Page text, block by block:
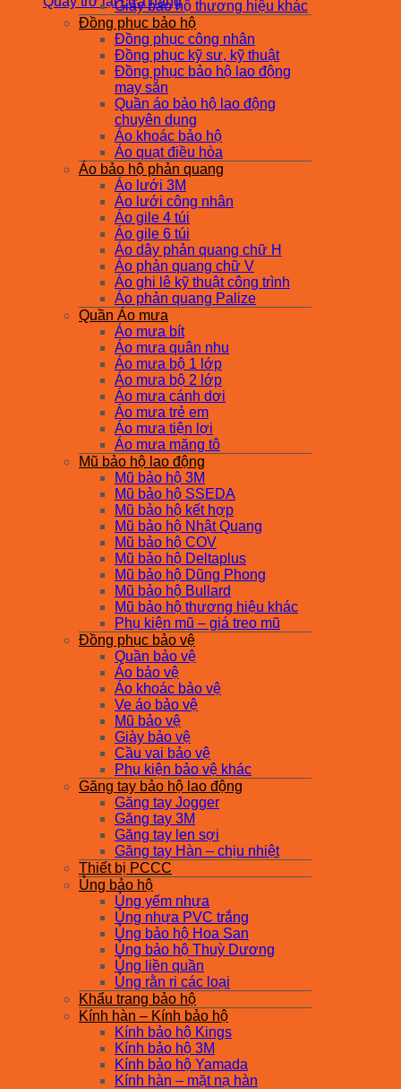
Giày bảo hộ thương hiệu khác
Đồng phục bảo hộ
Đồng phục công nhân
Đồng phục kỹ sư, kỹ thuật
Đồng phục bảo hộ lao động
may sẵn
Quần áo bảo hộ lao động
chuyên dụng
Áo khoác bảo hộ
Áo quạt điều hòa
Áo bảo hộ phản quang
Áo lưới 3M
Áo lưới công nhân
Áo gile 4 túi
Áo gile 6 túi
Áo dây phản quang chữ H
Áo phản quang chữ V
Áo ghi lê kỹ thuật công trình
Áo phản quang Palize
Quần Áo mưa
Áo mưa bít
Áo mưa quân nhu
Áo mưa bộ 1 lớp
Áo mưa bộ 2 lớp
Áo mưa cánh dơi
Áo mưa trẻ em
Áo mưa tiện lợi
Áo mưa măng tô
Mũ bảo hộ lao động
Mũ bảo hộ 3M
Mũ bảo hộ SSEDA
Mũ bảo hộ kết hợp
Mũ bảo hộ Nhật Quang
Mũ bảo hộ COV
Mũ bảo hộ Deltaplus
Mũ bảo hộ Dũng Phong
Mũ bảo hộ Bullard
Mũ bảo hộ thương hiệu khác
Phụ kiện mũ – giá treo mũ
Đồng phục bảo vệ
Quần bảo vệ
Áo bảo vệ
Áo khoác bảo vệ
Ve áo bảo vệ
Mũ bảo vệ
Giày bảo vệ
Cầu vai bảo vệ
Phụ kiện bảo vệ khác
Găng tay bảo hộ lao động
Găng tay Jogger
Găng tay 3M
Găng tay len sợi
Găng tay Hàn – chịu nhiệt
Thiết bị PCCC
Ủng bảo hộ
Ủng yếm nhựa
Ủng nhựa PVC trắng
Ủng bảo hộ Hoa San
Ủng bảo hộ Thuỳ Dương
Ủng liền quần
Ủng rằn ri các loại
Khẩu trang bảo hộ
Kính hàn – Kính bảo hộ
Kính bảo hộ Kings
Kính bảo hộ 3M
Kính bảo hộ Yamada
Kính hàn – mặt nạ hàn